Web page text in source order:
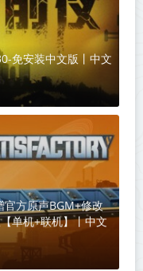
免安装中文版丨中文
方原声BGM+修改
单机+联机】丨中文